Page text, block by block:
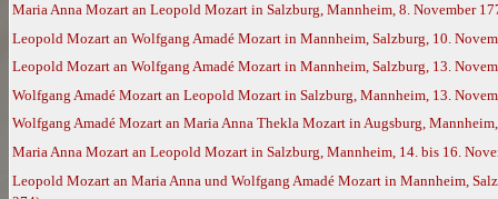
Maria Anna Mozart an Leopold Mozart in Salzburg, Mannheim, 8. November
Leopold Mozart an Wolfgang Amadé Mozart in Mannheim, Salzburg, 10.
Leopold Mozart an Wolfgang Amadé Mozart in Mannheim, Salzburg, 13.
Wolfgang Amadé Mozart an Leopold Mozart in Salzburg, Mannheim, 13.
Wolfgang Amadé Mozart an Maria Anna Thekla Mozart in Augsburg,
Maria Anna Mozart an Leopold Mozart in Salzburg, Mannheim, 14. bis 16.
Leopold Mozart an Maria Anna und Wolfgang Amadé Mozart in Mannheim,